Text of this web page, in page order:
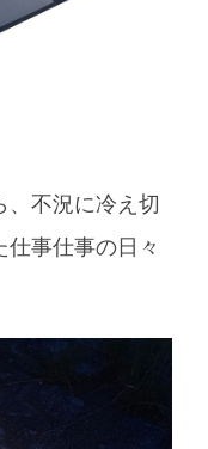
不況に冷え切
事仕事の日々